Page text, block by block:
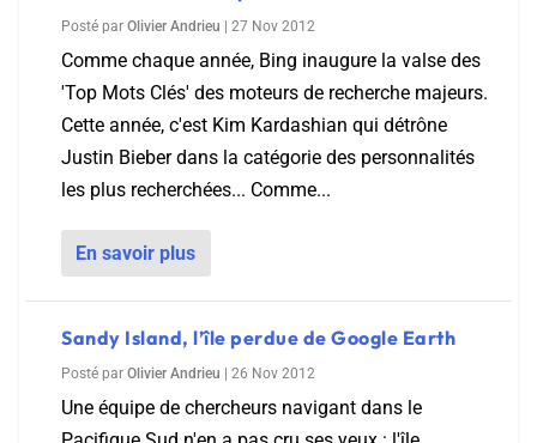
Posté par Olivier Andrieu 27 Nov 2012
Comme chaque année, Bing inaugure la valse des
'Top Mots Clés' des moteurs de recherche majeurs.
Cette année, c'est Kim Kardashian qui détrône
Justin Bieber dans la catégorie des personnalités
les plus recherchées... Comme...
En savoir plus
Sandy Island, l’île perdue de Google Earth
Posté par Olivier Andrieu 26 Nov 2012
Une équipe de chercheurs navigant dans le